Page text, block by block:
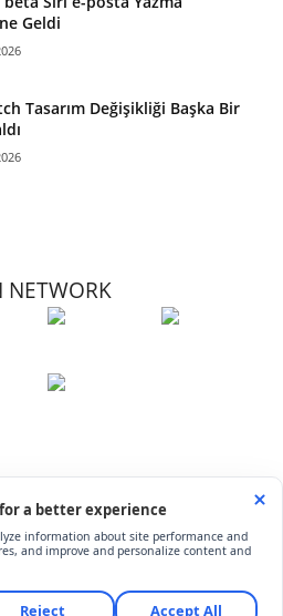
Geldi
Tasarım Değişikliği Başka Bir
NETWORK